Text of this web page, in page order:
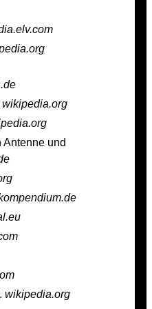
wikipedia.org
und
wikipedia.org